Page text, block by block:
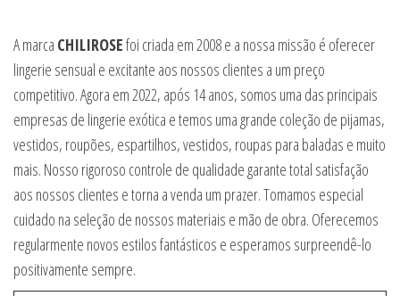
A marca CHILIROSEfoi criada em 2008 e a nossa missão é oferecer
lingerie sensual e excitante aos nossos clientes a um preço
competitivo. Agora em 2022, após 14 anos, somos uma das principais
empresas de lingerie exótica e temos uma grande coleção de pijamas,
vestidos, roupões, espartilhos, vestidos, roupas para baladas e muito
mais. Nosso rigoroso controle de qualidade garante total satisfação
aos nossos clientes e torna a venda um prazer. Tomamos especial
cuidado na seleção de nossos materiais e mão de obra. Oferecemos
regularmente novos estilos fantásticos e esperamos surpreendê-lo
positivamente sempre.